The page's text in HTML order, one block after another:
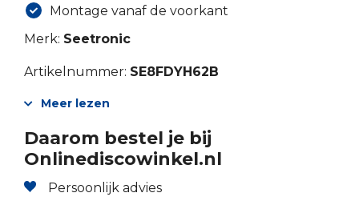
Montage vanaf de voorkant
Merk: Seetronic
Artikelnummer: SE8FDYH62B
Meer lezen
Daarom bestel je bij
Onlinediscowinkel.nl
Persoonlijk advies